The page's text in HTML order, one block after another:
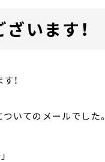
います！
！
いてのメールでした。